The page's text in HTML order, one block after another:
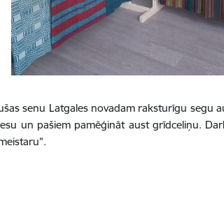
senu Latgales novadam raksturīgu
un pašiem pamēģināt aust grīdceliņu.